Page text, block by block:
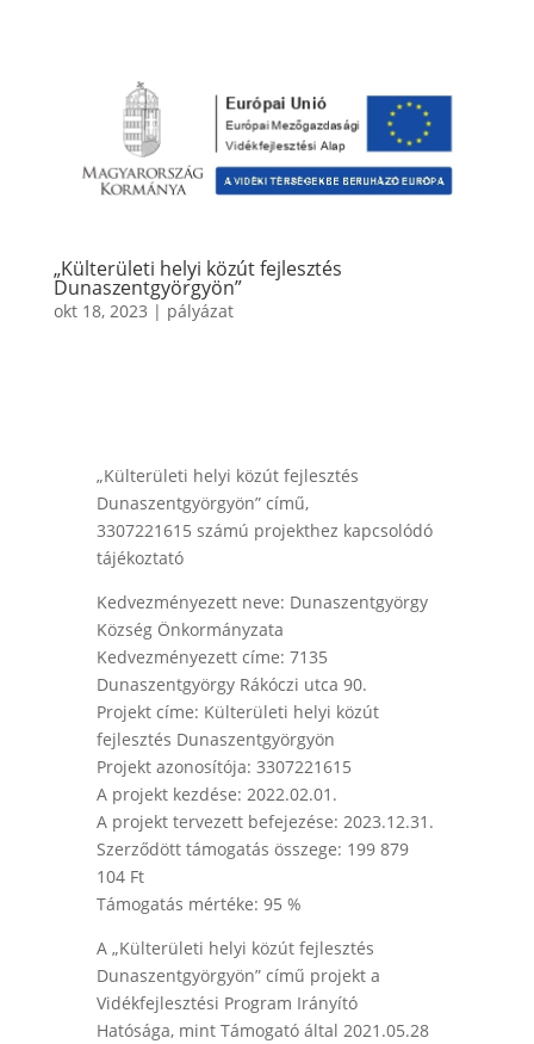
„Külterületi helyi közút fejlesztés
Dunaszentgyörgyön”
okt 18, 2023 | pályázat
„Külterületi helyi közút fejlesztés
Dunaszentgyörgyön” című,
3307221615 számú projekthez kapcsolódó
tájékoztató
Kedvezményezett neve: Dunaszentgyörgy
Község Önkormányzata
Kedvezményezett címe: 7135
Dunaszentgyörgy Rákóczi utca 90.
Projekt címe: Külterületi helyi közút
fejlesztés Dunaszentgyörgyön
Projekt azonosítója: 3307221615
A projekt kezdése: 2022.02.01.
A projekt tervezett befejezése: 2023.12.31.
Szerződött támogatás összege: 199 879
104 Ft
Támogatás mértéke: 95 %
A „Külterületi helyi közút fejlesztés
Dunaszentgyörgyön” című projekt a
Vidékfejlesztési Program Irányító
Hatósága, mint Támogató által 2021.05.28